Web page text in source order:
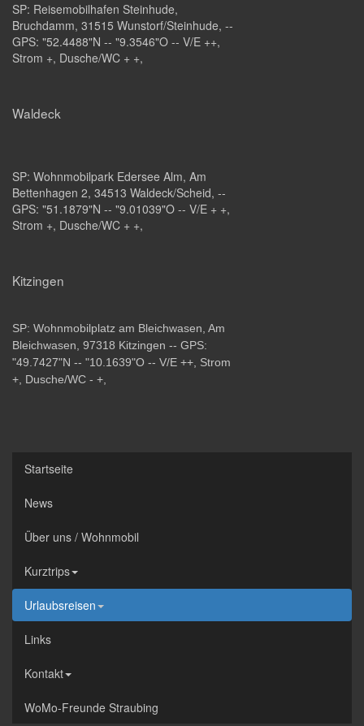
SP: Reisemobilhafen Steinhude,
Bruchdamm, 31515 Wunstorf/Steinhude, --
GPS: "52.4488"N -- "9.3546"O -- V/E ++,
Strom +, Dusche/WC + +,
Waldeck
SP: Wohnmobilpark Edersee Alm, Am
Bettenhagen 2, 34513 Waldeck/Scheid, --
GPS: "51.1879"N -- "9.01039"O -- V/E + +,
Strom +, Dusche/WC + +,
Kitzingen
SP: Wohnmobilplatz am Bleichwasen, Am
Bleichwasen, 97318 Kitzingen -- GPS:
"49.7427"N -- "10.1639"O -- V/E ++, Strom
+, Dusche/WC - +,
Startseite
News
Über uns / Wohnmobil
Kurztrips
Urlaubsreisen
Links
Kontakt
WoMo-Freunde Straubing